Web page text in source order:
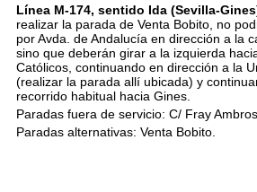
Línea M-174, sentido Ida (Sevilla-
realizar la parada de Venta Bobito, no
por Avda. de Andalucía en dirección a la
sino que deberán girar a la izquierda
Católicos, continuando en dirección a la
(realizar la parada allí ubicada) y
recorrido habitual hacia Gines.
Paradas fuera de servicio: C/ Fray
Paradas alternativas: Venta Bobito.